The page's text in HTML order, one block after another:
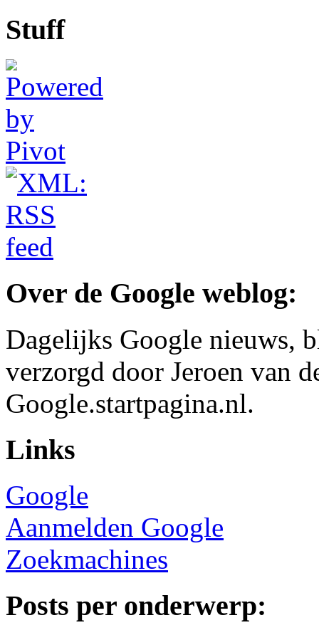
Stuff
Over de Google weblog:
Dagelijks Google nieuws,
verzorgd door Jeroen van
Google.startpagina.nl.
Links
Google
Aanmelden Google
Zoekmachines
Posts per onderwerp: